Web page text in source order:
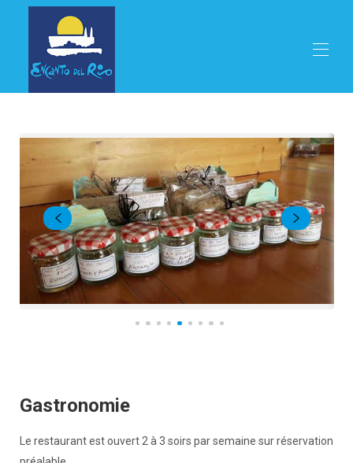
Propriétés ▾
Saisons
Activités
Louer
Réservation en ligne
Emplacement
Contactez-nous
Langues
Gastronomie
Le restaurant est ouvert 2 à 3 soirs par semaine sur réservation